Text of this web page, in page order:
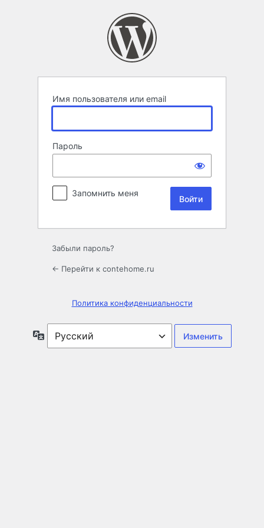
Имя пользователя или email
Пароль
Запомнить меня
Забыли пароль?
← Перейти к contehome.ru
Политика конфиденциальности
Язык